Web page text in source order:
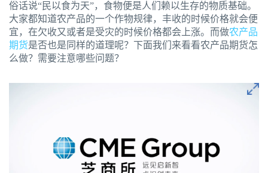
俗话说“民以食为天”，食物便是人们赖以生存的物质基础。
大家都知道农产品的一个作物规律，丰收的时候价格就会便
宜，在欠收又或者是受灾的时候价格都会上涨。而做农产品
期货是否也是同样的道理呢？下面我们来看看农产品期货怎
么做？需要注意哪些问题？